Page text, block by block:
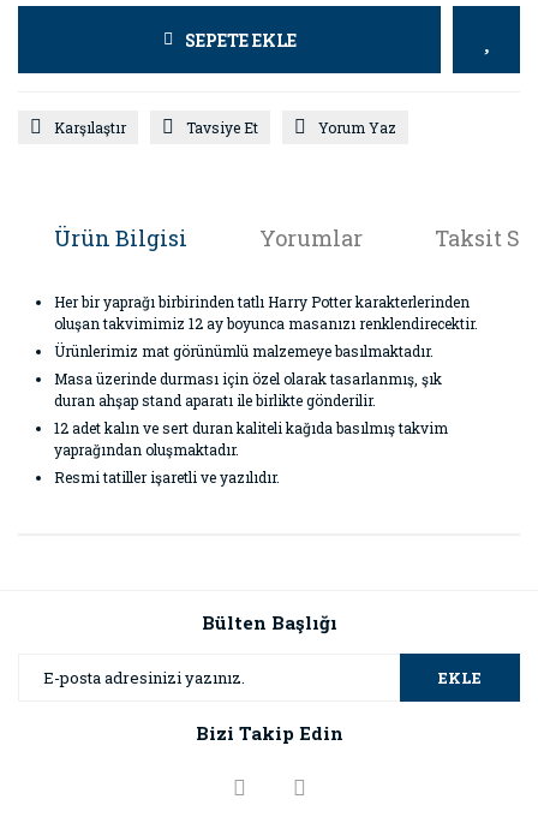
SEPETE EKLE
Karşılaştır Tavsiye Et Yorum Yaz
Ürün Bilgisi Yorumlar Taksit
Her bir yaprağı birbirinden tatlı Harry Potter karakterlerinden
oluşan takvimimiz 12 ay boyunca masanızı renklendirecektir.
Ürünlerimiz mat görünümlü malzemeye basılmaktadır.
Masa üzerinde durması için özel olarak tasarlanmış, şık
duran ahşap stand aparatı ile birlikte gönderilir.
12 adet kalın ve sert duran kaliteli kağıda basılmış takvim
yaprağından oluşmaktadır.
Resmi tatiller işaretli ve yazılıdır.
Görüş ve önerileriniz için teşekkür ederiz.
Ürün resmi kalitesiz, bozuk veya görüntülenemiyor.
Ürün bilgilerinde hatalar bulunuyor.
Bülten Başlığı
EKLE
Bizi Takip Edin